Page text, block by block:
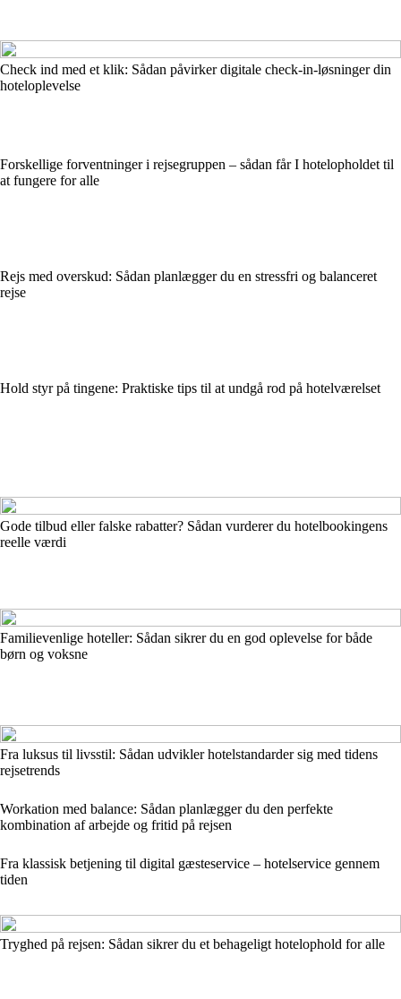
Check ind med et klik: Sådan påvirker digitale check-in-løsninger din
hoteloplevelse
Forskellige forventninger i rejsegruppen – sådan får I hotelopholdet til
at fungere for alle
Rejs med overskud: Sådan planlægger du en stressfri og balanceret
rejse
Hold styr på tingene: Praktiske tips til at undgå rod på hotelværelset
Gode tilbud eller falske rabatter? Sådan vurderer du hotelbookingens
reelle værdi
Familievenlige hoteller: Sådan sikrer du en god oplevelse for både
børn og voksne
Fra luksus til livsstil: Sådan udvikler hotelstandarder sig med tidens
rejsetrends
Workation med balance: Sådan planlægger du den perfekte
kombination af arbejde og fritid på rejsen
Fra klassisk betjening til digital gæsteservice – hotelservice gennem
tiden
Tryghed på rejsen: Sådan sikrer du et behageligt hotelophold for alle